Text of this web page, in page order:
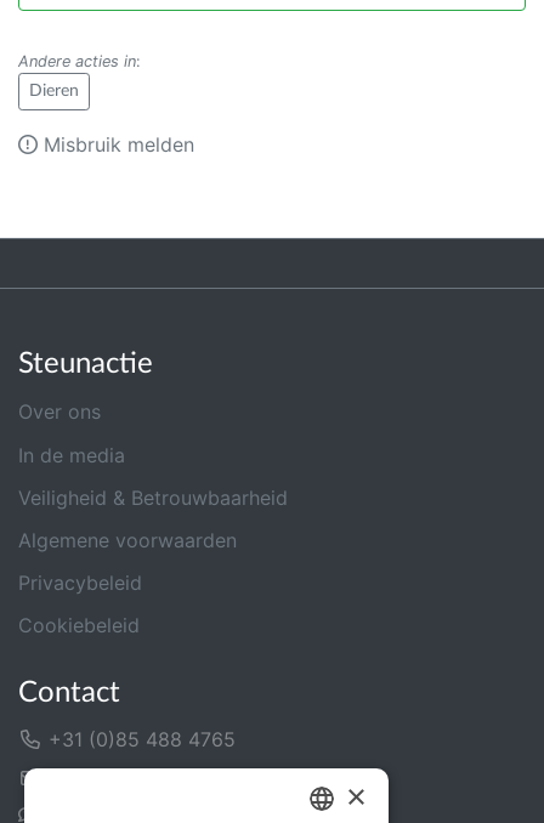
Andere acties in:
Dieren
Misbruik melden
Steunactie
Over ons
In de media
Veiligheid & Betrouwbaarheid
Algemene voorwaarden
Privacybeleid
Cookiebeleid
Contact
+31 (0)85 488 4765
×